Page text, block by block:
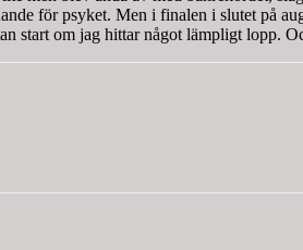
för psyket. Men i finalen i slutet på
start om jag hittar något lämpligt lopp.